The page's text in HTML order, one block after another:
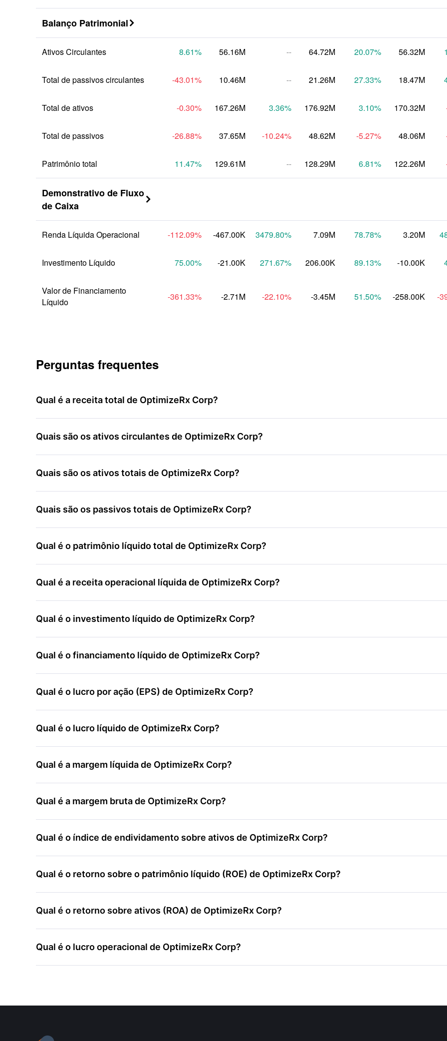
Balanço Patrimonial 
Ativos Circulantes 8.61% 56.16M -- 64.72M 20.07% 56.32M
Total de passivos circulantes -43.01% 10.46M -- 21.26M 27.33% 18.47M
Total de ativos -0.30% 167.26M 3.36% 176.92M 3.10% 170.32M
Total de passivos -26.88% 37.65M -10.24% 48.62M -5.27% 48.06M
Patrimônio total 11.47% 129.61M -- 128.29M 6.81% 122.26M
Demonstrativo de Fluxo
de Caixa

Renda Líquida Operacional -112.09% -467.00K 3479.80% 7.09M 78.78% 3.20M
Investimento Líquido 75.00% -21.00K 271.67% 206.00K 89.13% -10.00K
Valor de Financiamento
Líquido
-361.33% -2.71M -22.10% -3.45M 51.50% -258.00K -
Perguntas frequentes
Qual é a receita total de OptimizeRx Corp?
Quais são os ativos circulantes de OptimizeRx Corp?
Quais são os ativos totais de OptimizeRx Corp?
Quais são os passivos totais de OptimizeRx Corp?
Qual é o patrimônio líquido total de OptimizeRx Corp?
Qual é a receita operacional líquida de OptimizeRx Corp?
Qual é o investimento líquido de OptimizeRx Corp?
Qual é o financiamento líquido de OptimizeRx Corp?
Qual é o lucro por ação (EPS) de OptimizeRx Corp?
Qual é o lucro líquido de OptimizeRx Corp?
Qual é a margem líquida de OptimizeRx Corp?
Qual é a margem bruta de OptimizeRx Corp?
Qual é o índice de endividamento sobre ativos de OptimizeRx Corp?
Qual é o retorno sobre o patrimônio líquido (ROE) de OptimizeRx Corp?
Qual é o retorno sobre ativos (ROA) de OptimizeRx Corp?
Qual é o lucro operacional de OptimizeRx Corp?